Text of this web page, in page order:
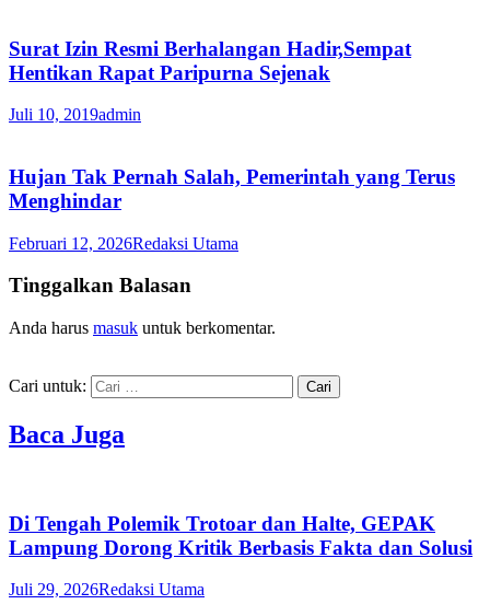
Surat Izin Resmi Berhalangan Hadir,Sempat
Hentikan Rapat Paripurna Sejenak
Juli 10, 2019admin
Hujan Tak Pernah Salah, Pemerintah yang Terus
Menghindar
Februari 12, 2026Redaksi Utama
Tinggalkan Balasan
Anda harus masuk untuk berkomentar.
Cari untuk:
Baca Juga
Di Tengah Polemik Trotoar dan Halte, GEPAK
Lampung Dorong Kritik Berbasis Fakta dan Solusi
Juli 29, 2026Redaksi Utama